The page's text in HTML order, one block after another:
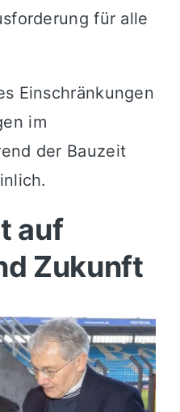
für alle
Einschränkungen
im
der Bauzeit
auf
Zukunft